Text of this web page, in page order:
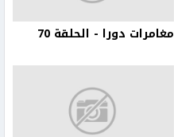
مغامرات دورا - الحلقة 70